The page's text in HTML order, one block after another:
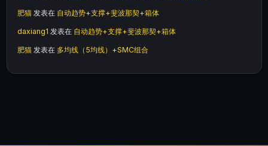
肥猫 发表在 自动趋势+支撑+斐波那契+箱体
daxiang1 发表在 自动趋势+支撑+斐波那契+箱体
肥猫 发表在 多均线（5均线）+SMC组合